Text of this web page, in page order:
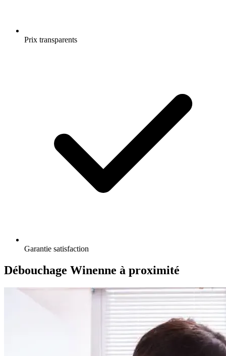
Prix transparents
Garantie satisfaction
Débouchage Winenne à proximité